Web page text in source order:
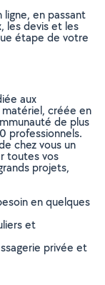
en passant
les devis et les
étape de votre
aux
créée en
de plus
professionnels.
chez vous un
toutes vos
projets,
en quelques
et
privée et